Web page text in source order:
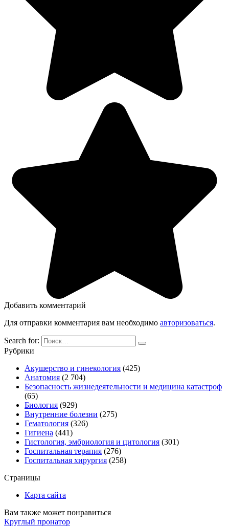
Добавить комментарий
Для отправки комментария вам необходимо авторизоваться.
Search for:
Рубрики
Акушерство и гинекология (425)
Анатомия (2 704)
Безопасность жизнедеятельности и медицина катастроф
(65)
Биология (929)
Внутренние болезни (275)
Гематология (326)
Гигиена (441)
Гистология, эмбриология и цитология (301)
Госпитальная терапия (276)
Госпитальная хирургия (258)
Страницы
Карта сайта
Вам также может понравиться
Круглый пронатор